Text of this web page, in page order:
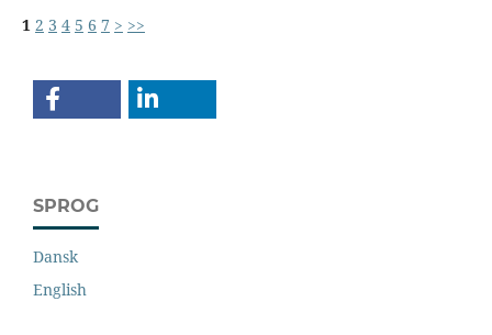
1 2 3 4 5 6 7 > >>
SPROG
Dansk
English